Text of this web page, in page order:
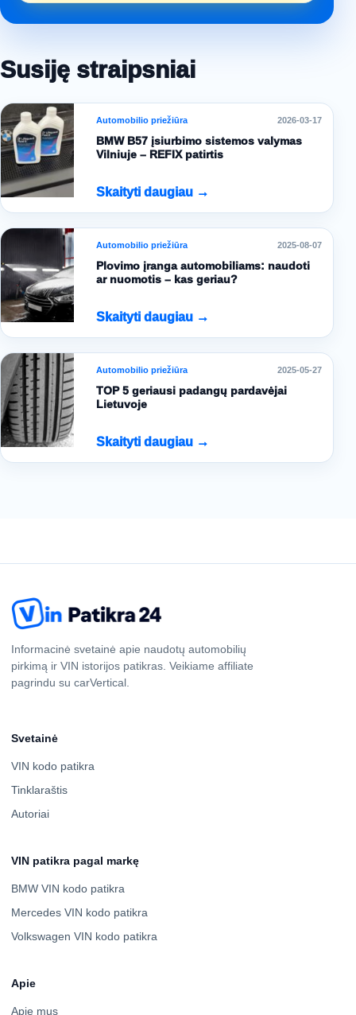
Susiję straipsniai
Automobilio priežiūra 2026-03-17
BMW B57 įsiurbimo sistemos valymas
Vilniuje – REFIX patirtis
Skaityti daugiau →
Automobilio priežiūra 2025-08-07
Plovimo įranga automobiliams: naudoti
ar nuomotis – kas geriau?
Skaityti daugiau →
Automobilio priežiūra 2025-05-27
TOP 5 geriausi padangų pardavėjai
Lietuvoje
Skaityti daugiau →
Informacinė svetainė apie naudotų automobilių
pirkimą ir VIN istorijos patikras. Veikiame affiliate
pagrindu su carVertical.
Svetainė
VIN kodo patikra
Tinklaraštis
Autoriai
VIN patikra pagal markę
BMW VIN kodo patikra
Mercedes VIN kodo patikra
Volkswagen VIN kodo patikra
Apie
Apie mus